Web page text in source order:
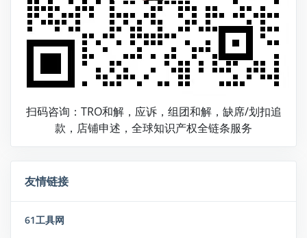
扫码咨询：TRO和解，应诉，组团和解，缺席/划扣追
款，店铺申述，全球知识产权全链条服务
友情链接
61工具网